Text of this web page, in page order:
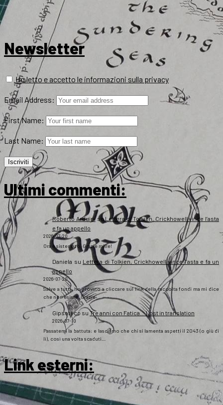
Newsletter
Ho letto e accetto le informazioni sulla privacy
Email Address:
First Name:
Last Name:
Ultimi commenti:
Roberto ArduinisuLettera di Tolkien, Crickhowell vince l’asta
e fa un appello
2026-07-20
Ora è sistemato. Grazie mille!
Daniela su Lettera di Tolkien, Crickhowell vince l’asta e fa un
appello
2026-07-20
Salve a tutti, ho provato a cliccare sul link della raccolta fondi ma mi dice
che non esiste. Grazie
Gipsoteco suTre anni con Fatica… Lost in translation
2026-07-10
Passatemi la battuta: e lasciamo che chi si lamenta aspetti il 2043 (o giù di
lì), così una volta scaduti…
Link esterni: